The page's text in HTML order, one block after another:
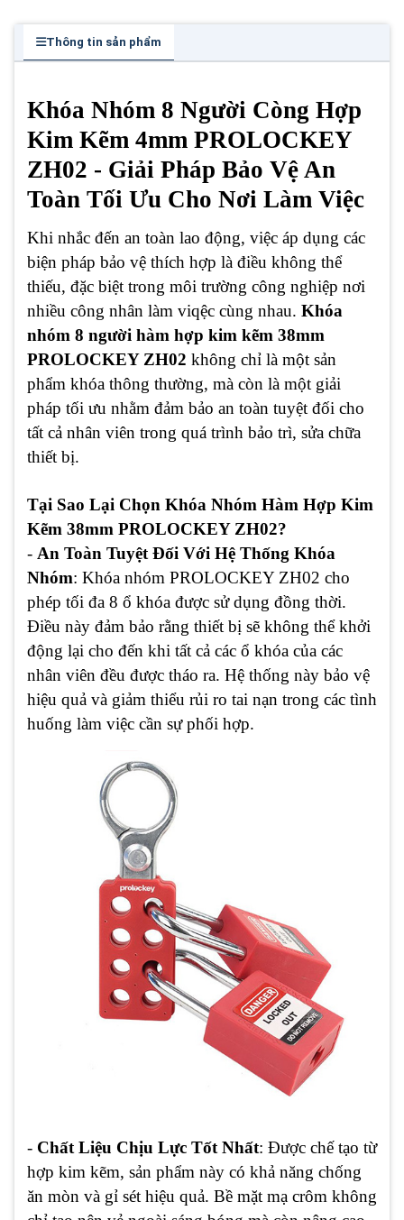
Thông tin sản phẩm
Khóa Nhóm 8 Người Còng Hợp
Kim Kẽm 4mm PROLOCKEY
ZH02 - Giải Pháp Bảo Vệ An
Toàn Tối Ưu Cho Nơi Làm Việc
Khi nhắc đến an toàn lao động, việc áp dụng các
biện pháp bảo vệ thích hợp là điều không thể
thiếu, đặc biệt trong môi trường công nghiệp nơi
nhiều công nhân làm viqệc cùng nhau. Khóa
nhóm 8 người hàm hợp kim kẽm 38mm
PROLOCKEY ZH02 không chỉ là một sản
phẩm khóa thông thường, mà còn là một giải
pháp tối ưu nhằm đảm bảo an toàn tuyệt đối cho
tất cả nhân viên trong quá trình bảo trì, sửa chữa
thiết bị.
Tại Sao Lại Chọn Khóa Nhóm Hàm Hợp Kim
Kẽm 38mm PROLOCKEY ZH02?
- An Toàn Tuyệt Đối Với Hệ Thống Khóa
Nhóm: Khóa nhóm PROLOCKEY ZH02 cho
phép tối đa 8 ổ khóa được sử dụng đồng thời.
Điều này đảm bảo rằng thiết bị sẽ không thể khởi
động lại cho đến khi tất cả các ổ khóa của các
nhân viên đều được tháo ra. Hệ thống này bảo vệ
hiệu quả và giảm thiểu rủi ro tai nạn trong các tình
huống làm việc cần sự phối hợp.
- Chất Liệu Chịu Lực Tốt Nhất: Được chế tạo từ
hợp kim kẽm, sản phẩm này có khả năng chống
ăn mòn và gỉ sét hiệu quả. Bề mặt mạ crôm không